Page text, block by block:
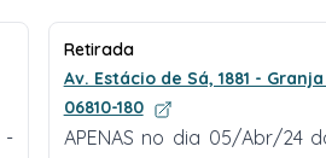
-
Retirada
Av. Estácio de Sá, 1881 -
06810-180
APENAS no dia 05/Abr/24